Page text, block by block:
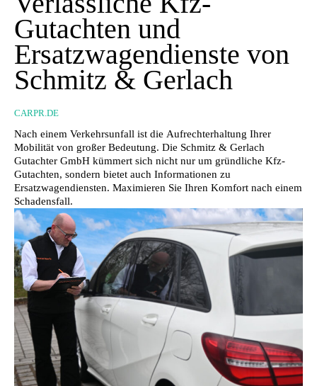
Gutachten und
Ersatzwagendienste von
Schmitz & Gerlach
CARPR.DE
Nach einem Verkehrsunfall ist die Aufrechterhaltung Ihrer
Mobilität von großer Bedeutung. Die Schmitz & Gerlach
Gutachter GmbH kümmert sich nicht nur um gründliche Kfz-
Gutachten, sondern bietet auch Informationen zu
Ersatzwagendiensten. Maximieren Sie Ihren Komfort nach einem
Schadensfall.